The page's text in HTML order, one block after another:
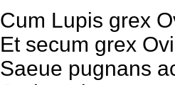
Cum Lupis grex
Et secum grex
Saeue pugnans